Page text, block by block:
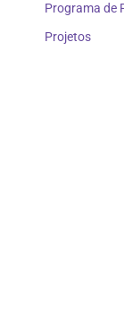
Programa de
Projetos